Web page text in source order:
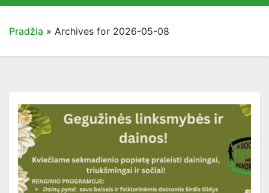
Pradžia » Archives for 2026-05-08